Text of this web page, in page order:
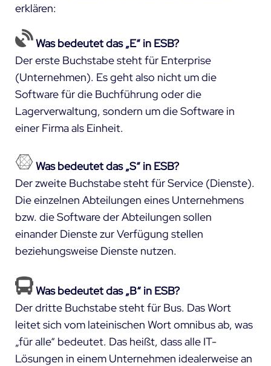
erklären:
Was bedeutet das „E“ in ESB?
Der erste Buchstabe steht für Enterprise
(Unternehmen). Es geht also nicht um die
Software für die Buchführung oder die
Lagerverwaltung, sondern um die Software in
einer Firma als Einheit.
Was bedeutet das „S“ in ESB?
Der zweite Buchstabe steht für Service (Dienste).
Die einzelnen Abteilungen eines Unternehmens
bzw. die Software der Abteilungen sollen
einander Dienste zur Verfügung stellen
beziehungsweise Dienste nutzen.
Was bedeutet das „B“ in ESB?
Der dritte Buchstabe steht für Bus. Das Wort
leitet sich vom lateinischen Wort omnibus ab, was
„für alle“ bedeutet. Das heißt, dass alle IT-
Lösungen in einem Unternehmen idealerweise an